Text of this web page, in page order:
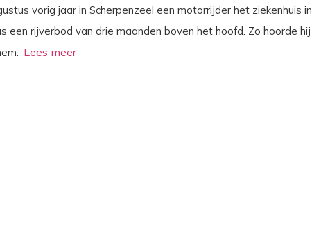
vorig jaar in Scherpenzeel een motorrijder het ziekenhuis in
een rijverbod van drie maanden boven het hoofd. Zo hoorde hij